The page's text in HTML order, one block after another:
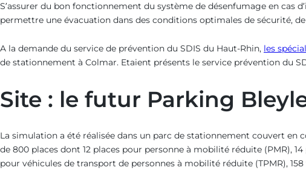
S’assurer du bon fonctionnement du système de désenfumage en cas
permettre une évacuation dans des conditions optimales de sécurité,
A la demande du service de prévention du SDIS du Haut-Rhin, les
de stationnement à Colmar. Etaient présents le service prévention du
Site : le futur Parking
La simulation a été réalisée dans un parc de stationnement couvert
de 800 places dont 12 places pour personne à mobilité réduite (PMR),
pour véhicules de transport de personnes à mobilité réduite (TPMR),